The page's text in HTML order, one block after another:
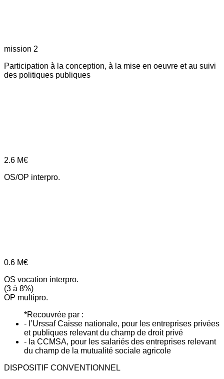
mission 2
Participation à la conception, à la mise en oeuvre et au suivi
des politiques publiques
2.6 M€
OS/OP interpro.
0.6 M€
OS vocation interpro.
(3 à 8%)
OP multipro.
*Recouvrée par :
- l’Urssaf Caisse nationale, pour les entreprises privées
et publiques relevant du champ de droit privé
- la CCMSA, pour les salariés des entreprises relevant
du champ de la mutualité sociale agricole
DISPOSITIF CONVENTIONNEL